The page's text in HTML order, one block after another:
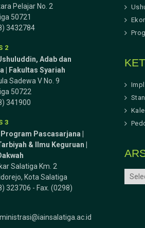
Pelajar No. 2
50721
3432784
2
Adab dan
| Fakultas Syariah
Sadewa V No. 9
50722
341900
3
Pascasarjana |
& Ilmu Keguruan |
Salatiga Km. 2
Kota Salatiga
323706 - Fax. (0298)
ARSIP